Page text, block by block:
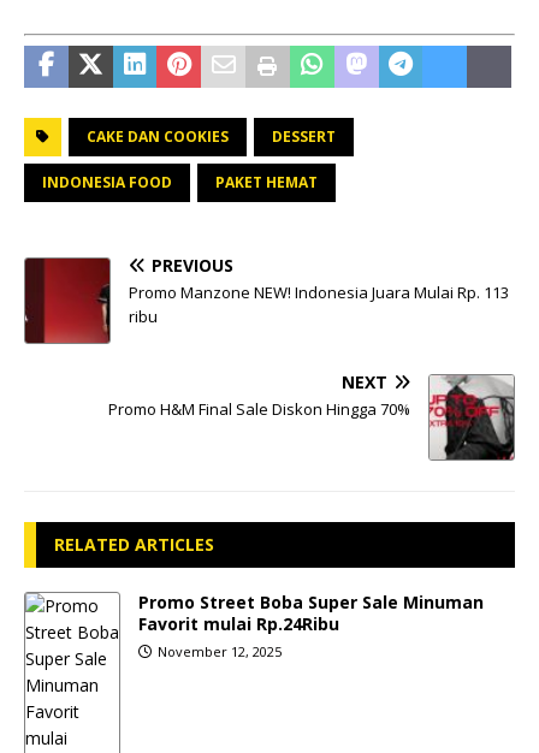
CAKE DAN COOKIES DESSERT
INDONESIA FOOD PAKET HEMAT
PREVIOUS
Promo Manzone NEW! Indonesia Juara Mulai Rp. 113
ribu
NEXT
Promo H&M Final Sale Diskon Hingga 70%
RELATED ARTICLES
Promo Street Boba Super Sale Minuman
Favorit mulai Rp.24Ribu
November 12, 2025